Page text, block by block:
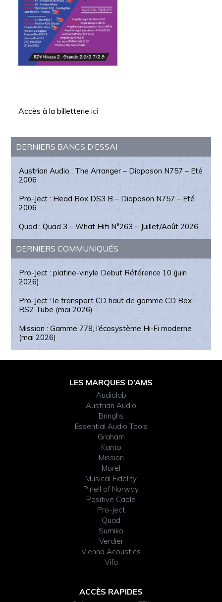
Accès à la billetterieici
Barre
latérale
principale
DERNIERS BANCS D’ESSAI
Austrian Audio : The Arranger – Diapason N757 – Eté
2006
Pro-Ject : Head Box DS3 B – Diapason N757 – Eté
2006
Quad : Quad 3 – What Hifi N°263 – Juillet/Août 2026
DERNIERS COMMUNIQUÉS
Pro-Ject : platine-vinyle Debut Référence 10 (juin
2026)
Pro-Ject : le transport CD haut de gamme CD Box
RS2 Tube (mai 2026)
Mission : Gamme 778, l’écosystème Hi‑Fi moderne
(mai 2026)
LES MARQUES D’AMS
Audiolab
Austrian Audio
Bringhs
Essential Audio Tools
Graham
Kanto
Mission
Morel
Musical Fidelity
Pinell of Norway
Positive Cable
Pro-Ject
Quad
Sumiko
Verdier
Vienna Acoustics
Vifa
ACCÈS RAPIDES